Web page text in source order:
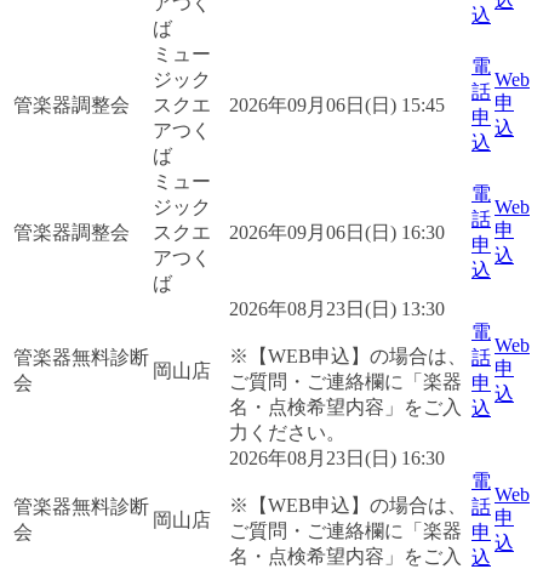
ば
込
管楽器調整会
ミュー
ジック
スクエ
アつく
ば
2026年09月06日(日) 15:45
電
話
申
込
Web
申
込
管楽器調整会
ミュー
ジック
スクエ
アつく
ば
2026年09月06日(日) 16:30
電
話
申
込
Web
申
込
管楽器無料診断
会
岡山店
2026年08月23日(日) 13:30
※【WEB申込】の場合は、
ご質問・ご連絡欄に「楽器
名・点検希望内容」をご入
力ください。
電
話
申
込
Web
申
込
管楽器無料診断
会
岡山店
2026年08月23日(日) 16:30
※【WEB申込】の場合は、
ご質問・ご連絡欄に「楽器
名・点検希望内容」をご入
電
話
申
込
Web
申
込